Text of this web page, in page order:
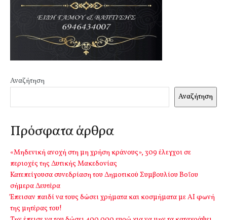
Αναζήτηση
Αναζήτηση
Πρόσφατα άρθρα
«Μηδενική ανοχή στη μη χρήση κράνους», 309 έλεγχοι σε
περιοχές της Δυτικής Μακεδονίας
Κατεπείγουσα συνεδρίαση του Δημοτικού Συμβουλίου Βοΐου
σήμερα Δευτέρα
Έπεισαν παιδί να τους δώσει χρήματα και κοσμήματα με ΑΙ φωνή
της μητέρας του!